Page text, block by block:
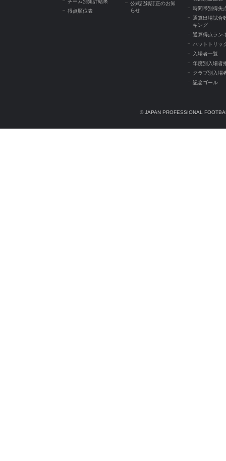
チーム別集計結果
得点順位表
公式記録訂正のお知
らせ
時間帯別得失
通算出場試合
キング
通算得点ラン
ハットトリッ
入場者一覧
年度別入場者
クラブ別入場
記念ゴール
© JAPAN PROFESSIONAL